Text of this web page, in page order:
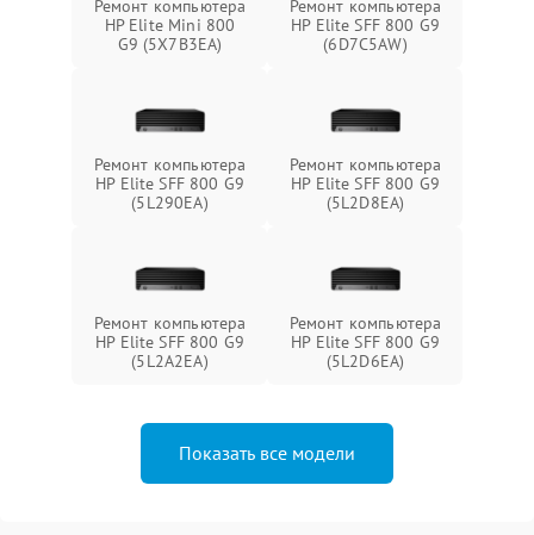
Ремонт компьютера
HP Elite Mini 800
G9 (5X7B3EA)
Ремонт компьютера
HP Elite SFF 800 G9
(6D7C5AW)
Ремонт компьютера
HP Elite SFF 800 G9
(5L290EA)
Ремонт компьютера
HP Elite SFF 800 G9
(5L2D8EA)
Ремонт компьютера
HP Elite SFF 800 G9
(5L2A2EA)
Ремонт компьютера
HP Elite SFF 800 G9
(5L2D6EA)
Показать все модели